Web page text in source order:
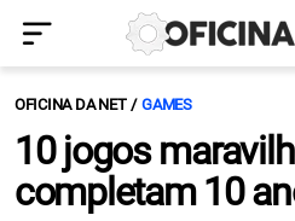
OFICINA DA NET GAMES
10 jogos
completam 10